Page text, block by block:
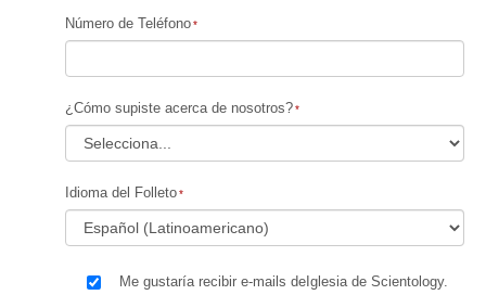
Número de Teléfono
¿Cómo supiste acerca de nosotros?
Idioma del Folleto
Me gustaría recibir e-mails deIglesia de Scientology.